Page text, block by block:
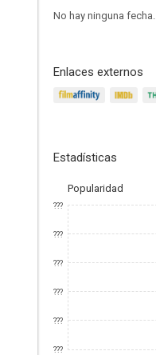
No hay ninguna fecha.
Enlaces externos
Estadísticas
Popularidad
???
???
???
???
???
???